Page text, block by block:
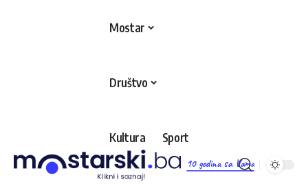
10 godina sa Vama
Mostar
Društvo
Kultura Sport